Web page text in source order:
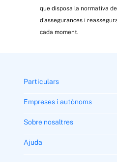
que disposa la normativa
d’assegurances i
cada moment.
Particulars
Empreses i autònoms
Sobre nosaltres
Ajuda